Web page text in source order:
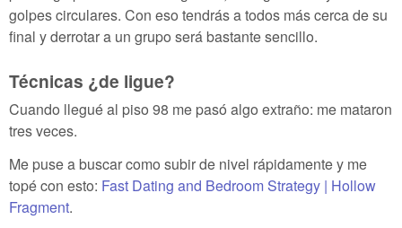
golpes circulares. Con eso tendrás a todos más cerca de su
final y derrotar a un grupo será bastante sencillo.
Técnicas ¿de ligue?
Cuando llegué al piso 98 me pasó algo extraño: me mataron
tres veces.
Me puse a buscar como subir de nivel rápidamente y me
topé con esto: Fast Dating and Bedroom Strategy | Hollow
Fragment.